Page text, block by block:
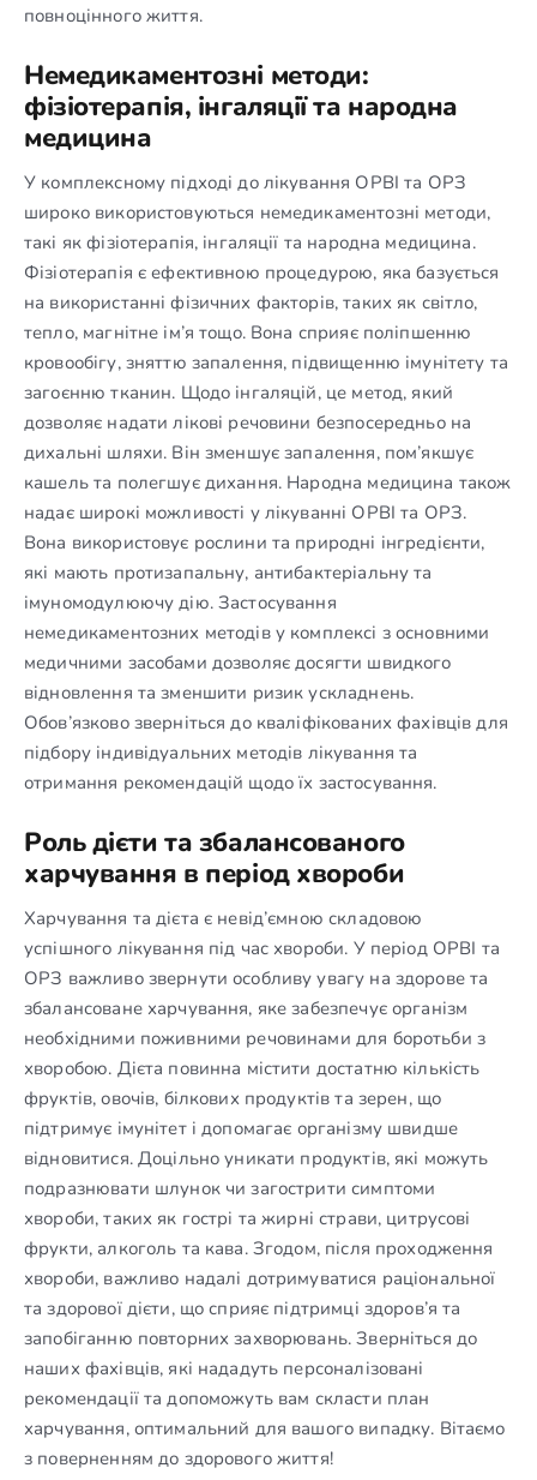
повноцінного життя.
Немедикаментозні методи:
фізіотерапія, інгаляції та народна
медицина
У комплексному підході до лікування ОРВІ та ОРЗ
широко використовуються немедикаментозні методи,
такі як фізіотерапія, інгаляції та народна медицина.
Фізіотерапія є ефективною процедурою, яка базується
на використанні фізичних факторів, таких як світло,
тепло, магнітне ім’я тощо. Вона сприяє поліпшенню
кровообігу, зняттю запалення, підвищенню імунітету та
загоєнню тканин. Щодо інгаляцій, це метод, який
дозволяє надати лікові речовини безпосередньо на
дихальні шляхи. Він зменшує запалення, пом’якшує
кашель та полегшує дихання. Народна медицина також
надає широкі можливості у лікуванні ОРВІ та ОРЗ.
Вона використовує рослини та природні інгредієнти,
які мають протизапальну, антибактеріальну та
імуномодулюючу дію. Застосування
немедикаментозних методів у комплексі з основними
медичними засобами дозволяє досягти швидкого
відновлення та зменшити ризик ускладнень.
Обов’язково зверніться до кваліфікованих фахівців для
підбору індивідуальних методів лікування та
отримання рекомендацій щодо їх застосування.
Роль дієти та збалансованого
харчування в період хвороби
Харчування та дієта є невід’ємною складовою
успішного лікування під час хвороби. У період ОРВІ та
ОРЗ важливо звернути особливу увагу на здорове та
збалансоване харчування, яке забезпечує організм
необхідними поживними речовинами для боротьби з
хворобою. Дієта повинна містити достатню кількість
фруктів, овочів, білкових продуктів та зерен, що
підтримує імунітет і допомагає організму швидше
відновитися. Доцільно уникати продуктів, які можуть
подразнювати шлунок чи загострити симптоми
хвороби, таких як гострі та жирні страви, цитрусові
фрукти, алкоголь та кава. Згодом, після проходження
хвороби, важливо надалі дотримуватися раціональної
та здорової дієти, що сприяє підтримці здоров’я та
запобіганню повторних захворювань. Зверніться до
наших фахівців, які нададуть персоналізовані
рекомендації та допоможуть вам скласти план
харчування, оптимальний для вашого випадку. Вітаємо
з поверненням до здорового життя!